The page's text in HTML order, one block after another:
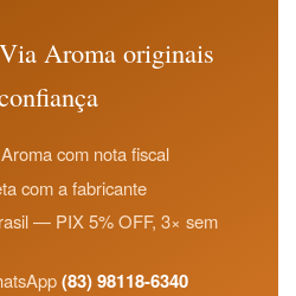
Aroma originais
com nota fiscal
com a fabricante
— PIX 5% OFF, 3× sem
(83) 98118-6340